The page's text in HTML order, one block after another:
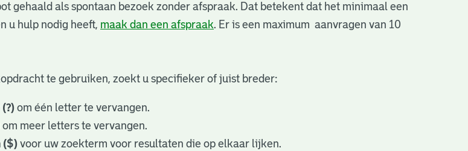
gehaald als spontaan bezoek zonder afspraak. Dat betekent dat het minimaal een
u hulp nodig heeft, maak dan een afspraak. Er is een maximum aanvragen van 10
te gebruiken, zoekt u specifieker of juist breder:
om één letter te vervangen.
om meer letters te vervangen.
($) voor uw zoekterm voor resultaten die op elkaar lijken.